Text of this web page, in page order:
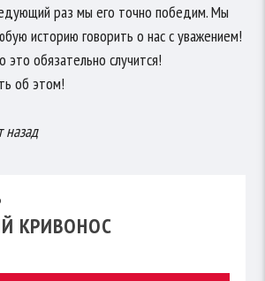
раз мы его точно победим. Мы
историю говорить о нас с уважением!
это обязательно случится!
об этом!
назад
КРИВОНОС